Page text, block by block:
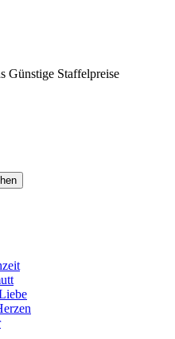
Günstige Staffelpreise